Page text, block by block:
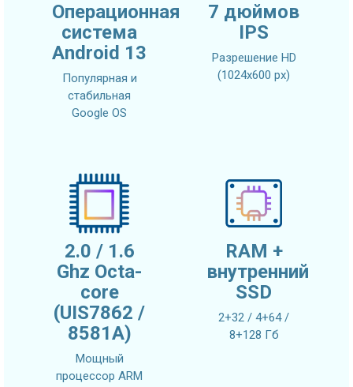
Операционная
система
Android 13
Популярная и
стабильная
Google OS
7 дюймов
IPS
Разрешение HD
(1024х600 px)
2.0 / 1.6
Ghz Octa-
core
(UIS7862 /
8581A)
Мощный
процессор ARM
RAM +
внутренний
SSD
2+32 / 4+64 /
8+128 Гб